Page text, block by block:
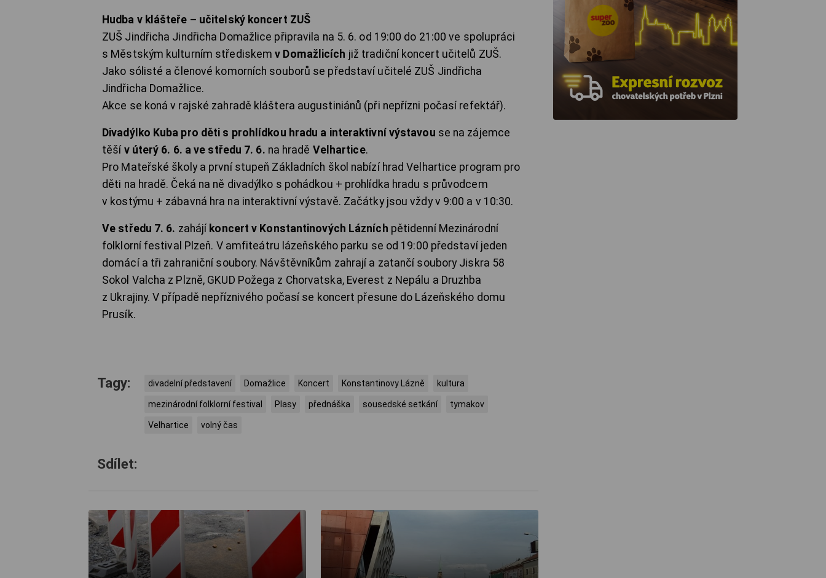
Hudba v klášteře – učitelský koncert ZUŠ
ZUŠ Jindřicha Jindřicha Domažlice připravila na 5. 6. od 19:00 do 21:00 ve spolupráci
s Městským kulturním střediskemv Domažlicích již tradiční koncert učitelů ZUŠ.
Jako sólisté a členové komorních souborů se představí učitelé ZUŠ Jindřicha
Jindřicha Domažlice.
Akce se koná v rajské zahradě kláštera augustiniánů (při nepřízni počasí refektář).
Divadýlko Kuba pro děti s prohlídkou hradu a interaktivní výstavou se na zájemce
těší v úterý 6. 6. a ve středu 7. 6. na hradě Velhartice.
Pro Mateřské školy a první stupeň Základních škol nabízí hrad Velhartice program pro
děti na hradě. Čeká na ně divadýlko s pohádkou + prohlídka hradu s průvodcem
v kostýmu + zábavná hra na interaktivní výstavě. Začátky jsou vždy v 9:00 a v 10:30.
Ve středu 7. 6. zahájí koncert v Konstantinových Lázních pětidenní Mezinárodní
folklorní festival Plzeň. V amfiteátru lázeňského parku se od 19:00 představí jeden
domácí a tři zahraniční soubory. Návštěvníkům zahrají a zatančí soubory Jiskra 58
Sokol Valcha z Plzně, GKUD Požega z Chorvatska, Everest z Nepálu a Druzhba
z Ukrajiny. V případě nepříznivého počasí se koncert přesune do Lázeňského domu
Prusík.
Tagy: divadelní představení Domažlice Koncert Konstantinovy Lázně kultura
mezinárodní folklorní festival Plasy přednáška sousedské setkání tymakov
Velhartice volný čas
Sdílet: